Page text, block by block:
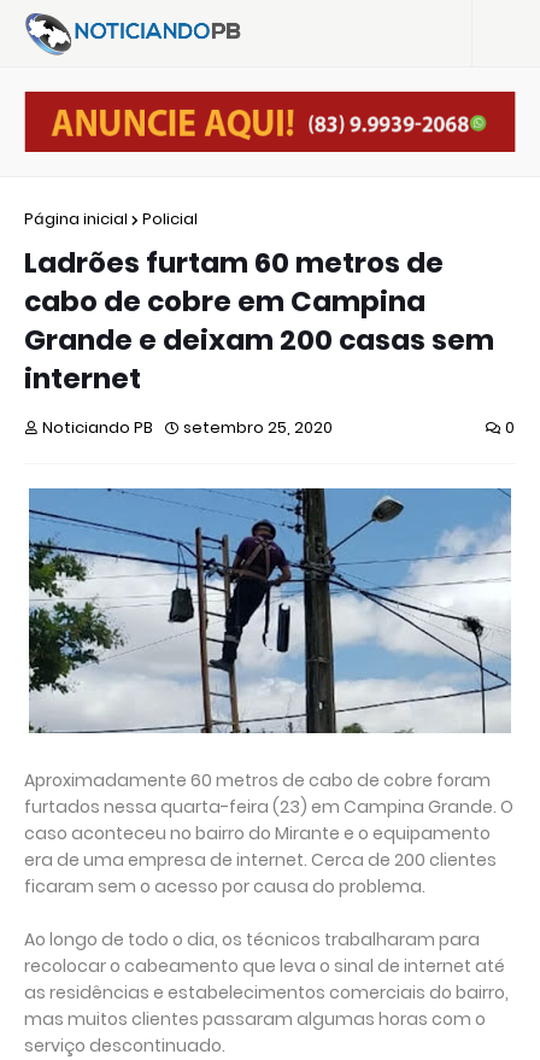
Página inicial Policial
Ladrões furtam 60 metros de
cabo de cobre em Campina
Grande e deixam 200 casas sem
internet
Noticiando PB setembro 25, 2020 0
Aproximadamente 60 metros de cabo de cobre foram
furtados nessa quarta-feira (23) em Campina Grande. O
caso aconteceu no bairro do Mirante e o equipamento
era de uma empresa de internet. Cerca de 200 clientes
ficaram sem o acesso por causa do problema.
Ao longo de todo o dia, os técnicos trabalharam para
recolocar o cabeamento que leva o sinal de internet até
as residências e estabelecimentos comerciais do bairro,
mas muitos clientes passaram algumas horas com o
serviço descontinuado.